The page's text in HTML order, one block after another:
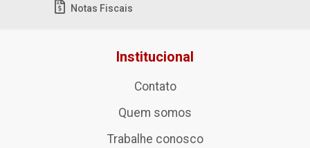
Notas Fiscais
Institucional
Contato
Quem somos
Trabalhe conosco